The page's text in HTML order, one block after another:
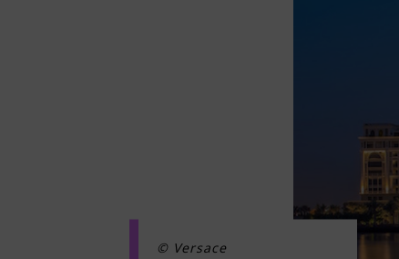
© Versace